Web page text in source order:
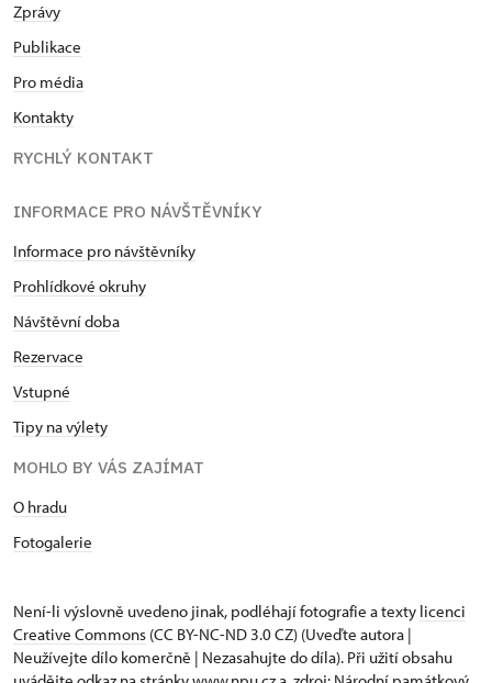
Zprávy
Publikace
Pro média
Kontakty
RYCHLÝ KONTAKT
INFORMACE PRO NÁVŠTĚVNÍKY
Informace pro návštěvníky
Prohlídkové okruhy
Návštěvní doba
Rezervace
Vstupné
Tipy na výlety
MOHLO BY VÁS ZAJÍMAT
O hradu
Fotogalerie
Není-li výslovně uvedeno jinak, podléhají fotografie a texty licenci
Creative Commons (CC BY-NC-ND 3.0 CZ) (Uveďte autora |
Neužívejte dílo komerčně | Nezasahujte do díla). Při užití obsahu